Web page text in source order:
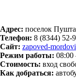
Адрес: поселок
Телефон: 8 (8344)
Сайт: zapoved-
Режим работы: 08:00
Стоимость: вход
Как добраться: